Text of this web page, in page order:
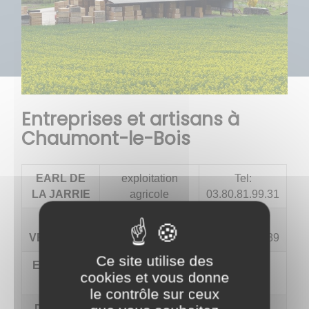
Entreprises et artisans à
Chaumont-le-Bois
EARL DE
LA JARRIE
exploitation
agricole
Tel:
03.80.81.99.31
VERMEAUX
exploitation
agricole
03.80.81.90.89
EARL DES
élevage de
volailles
Ce site utilise des
cookies et vous donne
le contrôle sur ceux